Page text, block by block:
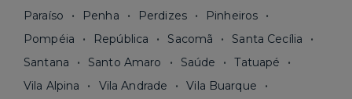
Paraíso
Penha Perdizes
Pinheiros
Pompéia
República Sacomã
Santa Cecília
Santana
Santo Amaro Saúde
Tatuapé
Vila Alpina
Vila Andrade
Vila Buarque